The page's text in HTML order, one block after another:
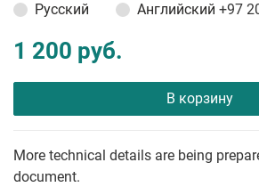
Русский
Английский +97
1 200 руб.
В корзину
More technical details are being
document.